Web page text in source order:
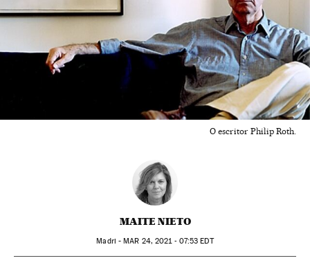
O escritor Philip Roth.
MAITE NIETO
Madri -MAR 24, 2021 - 07:53 EDT